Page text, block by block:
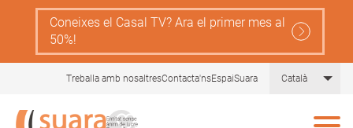
content
Coneixes el Casal TV? Ara el primer mes al
50%!
Treballa amb nosaltresContacta'nsEspaiSuara Català